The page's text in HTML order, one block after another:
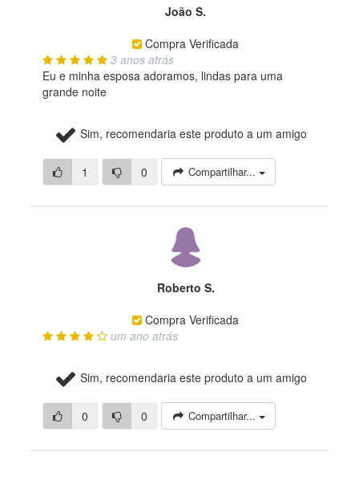
João S.
Compra Verificada
3 anos atrás
Eu e minha esposa adoramos, lindas para uma
grande noite
Sim, recomendaria este produto a um amigo
1 0 Compartilhar...
Roberto S.
Compra Verificada
um ano atrás
Sim, recomendaria este produto a um amigo
0 0 Compartilhar...